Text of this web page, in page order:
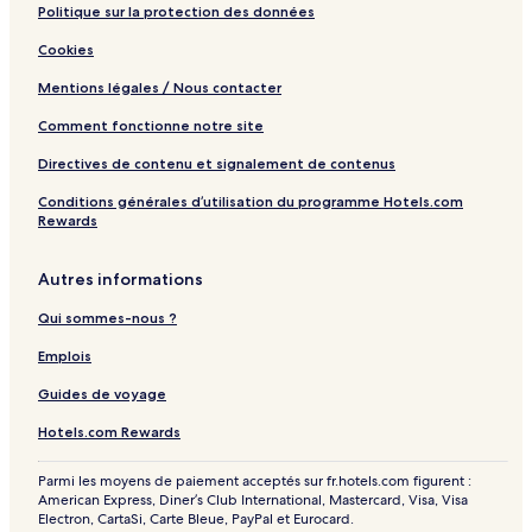
Politique sur la protection des données
Cookies
Mentions légales / Nous contacter
Comment fonctionne notre site
Directives de contenu et signalement de contenus
Conditions générales d’utilisation du programme Hotels.com
Rewards
Autres informations
Qui sommes-nous ?
Emplois
Guides de voyage
Hotels.com Rewards
Parmi les moyens de paiement acceptés sur fr.hotels.com figurent :
American Express, Diner’s Club International, Mastercard, Visa, Visa
Electron, CartaSi, Carte Bleue, PayPal et Eurocard.